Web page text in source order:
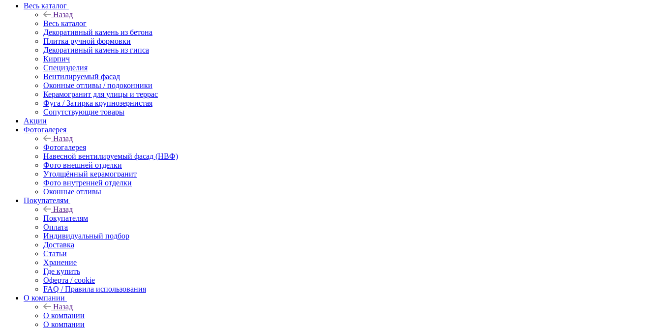
Весь каталог
Назад
Весь каталог
Декоративный камень из бетона
Плитка ручной формовки
Декоративный камень из гипса
Кирпич
Специзделия
Вентилируемый фасад
Оконные отливы / подоконники
Керамогранит для улицы и террас
Фуга / Затирка крупнозернистая
Сопутствующие товары
Акции
Фотогалерея
Назад
Фотогалерея
Навесной вентилируемый фасад (НВФ)
Фото внешней отделки
Утолщённый керамогранит
Фото внутренней отделки
Оконные отливы
Покупателям
Назад
Покупателям
Оплата
Индивидуальный подбор
Доставка
Статьи
Хранение
Где купить
Оферта / cookie
FAQ / Правила использования
О компании
Назад
О компании
О компании